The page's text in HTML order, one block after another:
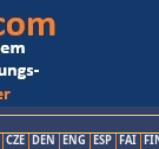
CZE DEN ENG ESP FAI